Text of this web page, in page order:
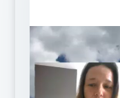
Lecteur
vidéo